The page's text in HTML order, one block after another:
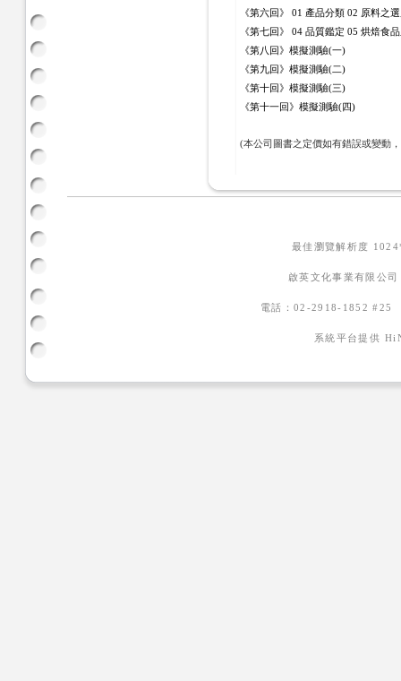
《第六回》 01 產品分類 02 原料之
《第七回》 04 品質鑑定 05 烘焙食
《第八回》模擬測驗(一)
《第九回》模擬測驗(二)
《第十回》模擬測驗(三)
《第十一回》模擬測驗(四)
(本公司圖書之定價如有錯誤或變動
最佳瀏覽解析度
啟英文化事業有限公
電話：02-2918-1852
系統平台提供